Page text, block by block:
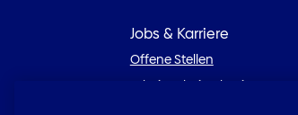
Jobs & Karriere
Offene Stellen
Arbeiten bei Helvetia